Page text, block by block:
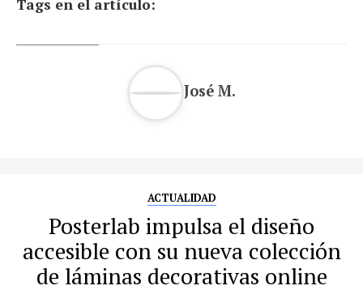
Tags en el artículo:
José M.
ACTUALIDAD
Posterlab impulsa el diseño
accesible con su nueva colección
de láminas decorativas online